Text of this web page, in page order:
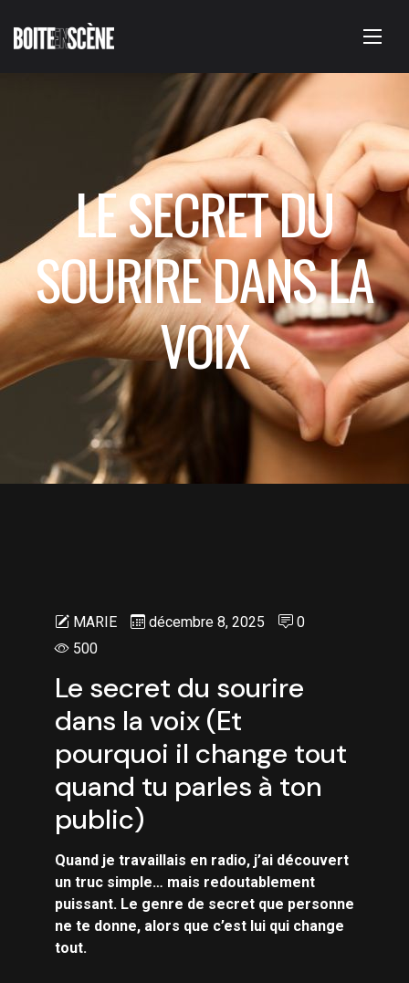
LE SECRET DU
SOURIRE DANS LA
VOIX
MARIE décembre 8, 2025
0
500
Le secret du sourire
dans la voix (Et
pourquoi il change tout
quand tu parles à ton
public)
Quand je travaillais en radio, j’ai découvert
un truc simple… mais redoutablement
puissant. Le genre de secret que personne
ne te donne, alors que c’est lui qui change
tout.